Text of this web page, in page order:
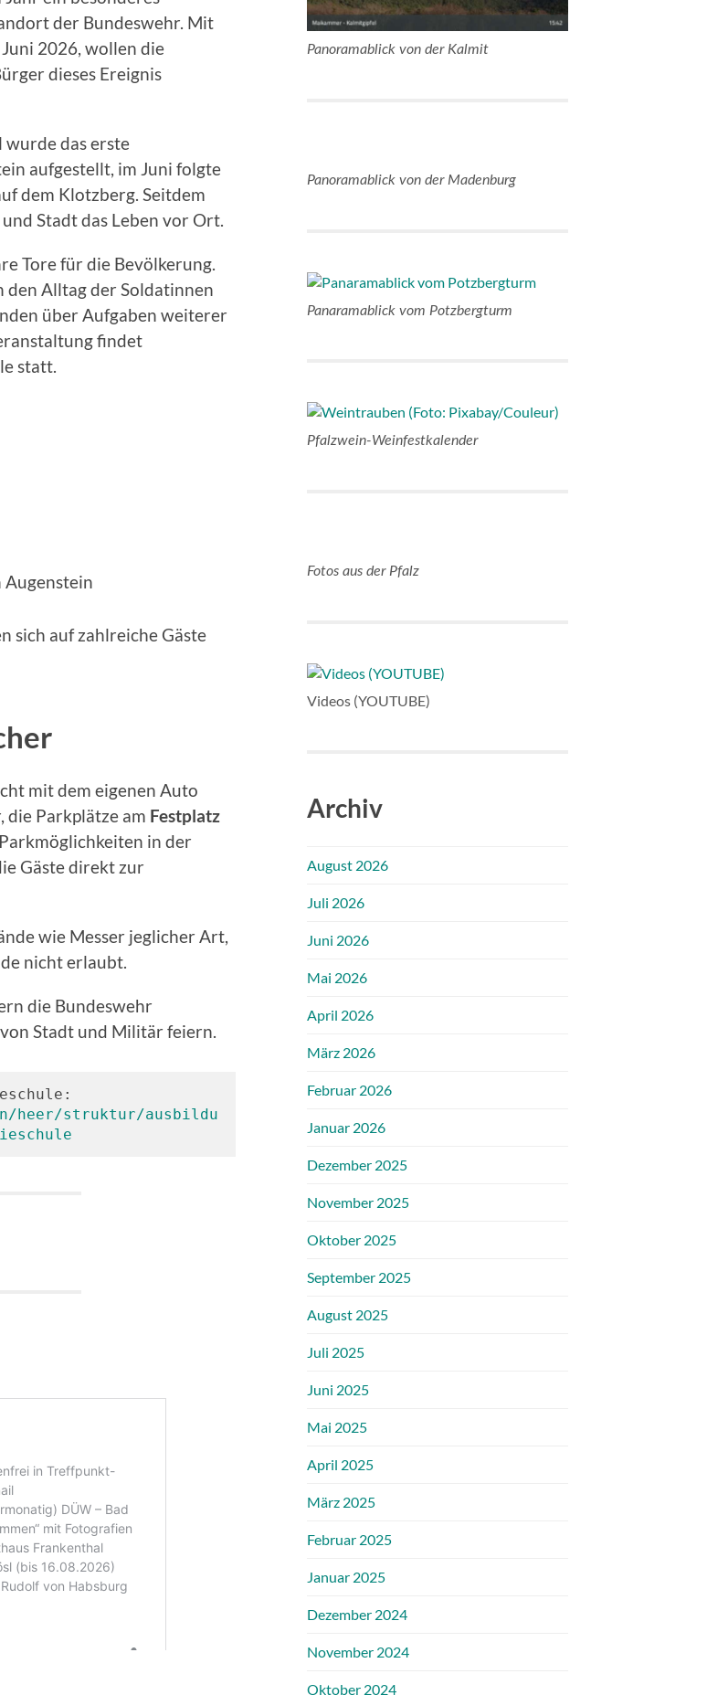
der Bundeswehr. Mit
Juni 2026, wollen die
dieses Ereignis
wurde das erste
aufgestellt, im Juni folgte
dem Klotzberg. Seitdem
Stadt das Leben vor Ort.
Tore für die Bevölkerung.
den Alltag der Soldatinnen
über Aufgaben weiterer
findet
statt.
sich auf zahlreiche Gäste
mit dem eigenen Auto
Parkplätze am Festplatz
in der
Gäste direkt zur
wie Messer jeglicher Art,
nicht erlaubt.
die Bundeswehr
Stadt und Militär feiern.
heer/struktur/ausbildu
Panoramablick von der Kalmit
Panoramablick von der Madenburg
Panaramablick vom Potzbergturm
Pfalzwein-Weinfestkalender
Fotos aus der Pfalz
Videos (YOUTUBE)
Archiv
August 2026
Juli 2026
Juni 2026
Mai 2026
April 2026
März 2026
Februar 2026
Januar 2026
Dezember 2025
November 2025
Oktober 2025
September 2025
August 2025
Juli 2025
Juni 2025
Mai 2025
April 2025
März 2025
Februar 2025
Januar 2025
Dezember 2024
November 2024
Oktober 2024